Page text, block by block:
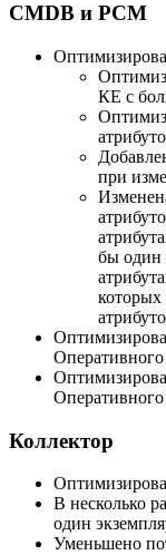
CMDB и РСМ
КЕ с
при
бы один
которых
Коллектор
В несколько
один
Уменьшено